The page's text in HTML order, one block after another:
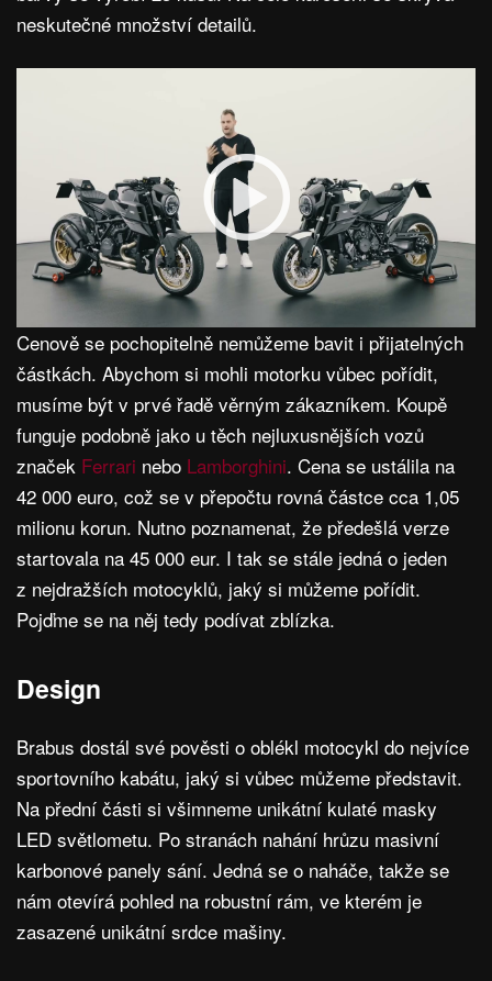
neskutečné množství detailů.
Cenově se pochopitelně nemůžeme bavit i přijatelných
částkách. Abychom si mohli motorku vůbec pořídit,
musíme být v prvé řadě věrným zákazníkem. Koupě
funguje podobně jako u těch nejluxusnějších vozů
značek Ferrari nebo Lamborghini. Cena se ustálila na
42 000 euro, což se v přepočtu rovná částce cca 1,05
milionu korun. Nutno poznamenat, že předešlá verze
startovala na 45 000 eur. I tak se stále jedná o jeden
z nejdražších motocyklů, jaký si můžeme pořídit.
Pojďme se na něj tedy podívat zblízka.
Design
Brabus dostál své pověsti o oblékl motocykl do nejvíce
sportovního kabátu, jaký si vůbec můžeme představit.
Na přední části si všimneme unikátní kulaté masky
LED světlometu. Po stranách nahání hrůzu masivní
karbonové panely sání. Jedná se o naháče, takže se
nám otevírá pohled na robustní rám, ve kterém je
zasazené unikátní srdce mašiny.